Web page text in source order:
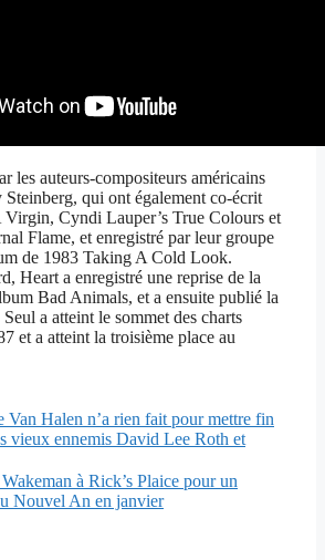
les auteurs-compositeurs américains
qui ont également co-écrit
Virgin, Cyndi Lauper’s True Colours et
Flame, et enregistré par leur groupe
de 1983 Taking A Cold Look.
Heart a enregistré une reprise de la
Bad Animals, et a ensuite publié la
a atteint le sommet des charts
et a atteint la troisième place au
Van Halen n’a rien fait pour mettre fin
vieux ennemis David Lee Roth et
à Rick’s Plaice pour un
Nouvel An en janvier